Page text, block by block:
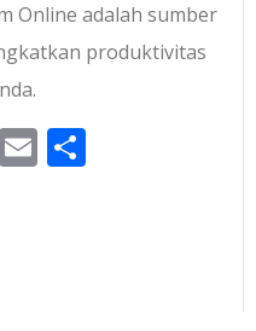
Online adalah sumber
produktivitas
WhatsApp
Email